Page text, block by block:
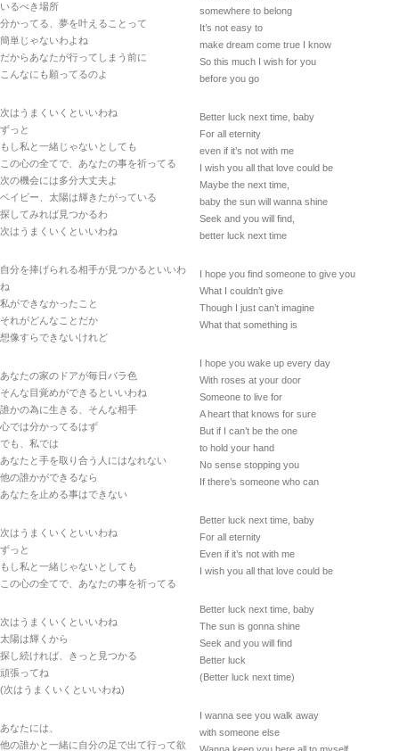
いるべき場所
分かってる、夢を叶えることって
簡単じゃないわよね
だからあなたが行ってしまう前に
こんなにも願ってるのよ
次はうまくいくといいわね
ずっと
もし私と一緒じゃないとしても
この心の全てで、あなたの事を祈ってる
次の機会には多分大丈夫よ
ベイビー、太陽は輝きたがっている
探してみれば見つかるわ
次はうまくいくといいわね
自分を捧げられる相手が見つかるといいわ
ね
私ができなかったこと
それがどんなことだか
想像すらできないけれど
あなたの家のドアが毎日バラ色
そんな目覚めができるといいわね
誰かの為に生きる、そんな相手
心では分かってるはず
でも、私では
あなたと手を取り合う人にはなれない
他の誰かができるなら
あなたを止める事はできない
次はうまくいくといいわね
ずっと
もし私と一緒じゃないとしても
この心の全てで、あなたの事を祈ってる
次はうまくいくといいわね
太陽は輝くから
探し続ければ、きっと見つかる
頑張ってね
(次はうまくいくといいわね)
あなたには、
他の誰かと一緒に自分の足で出て行って欲
somewhere to belong
It’s not easy to
make dream come true I know
So this much I wish for you
before you go
Better luck next time, baby
For all eternity
even if it’s not with me
I wish you all that love could be
Maybe the next time,
baby the sun will wanna shine
Seek and you will find,
better luck next time
I hope you find someone to give you
What I couldn’t give
Though I just can’t imagine
What that something is
I hope you wake up every day
With roses at your door
Someone to live for
A heart that knows for sure
But if I can’t be the one
to hold your hand
No sense stopping you
If there’s someone who can
Better luck next time, baby
For all eternity
Even if it’s not with me
I wish you all that love could be
Better luck next time, baby
The sun is gonna shine
Seek and you will find
Better luck
(Better luck next time)
I wanna see you walk away
with someone else